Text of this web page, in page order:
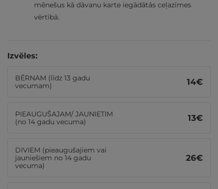
mēnešus kā dāvanu karte iegādātās ceļazīmes
vērtībā.
Izvēles:
BĒRNAM (līdz 13 gadu
vecumam)
14€
PIEAUGUŠAJAM/ JAUNIETIM
(no 14 gadu vecuma)
13€
DIVIEM (pieaugušajiem vai
jauniešiem no 14 gadu
vecuma)
26€